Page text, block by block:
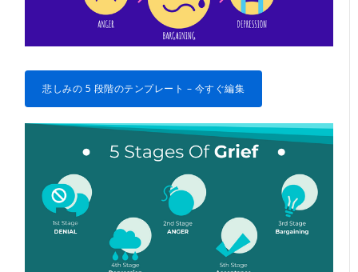
悲しみの 5 段階のテンプレート – 今すぐ編集